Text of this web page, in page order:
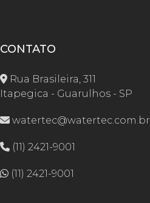
CONTATO
Rua Brasileira, 311
Itapegica - Guarulhos - SP
watertec@watertec.com.br
(11) 2421-9001
(11) 2421-9001